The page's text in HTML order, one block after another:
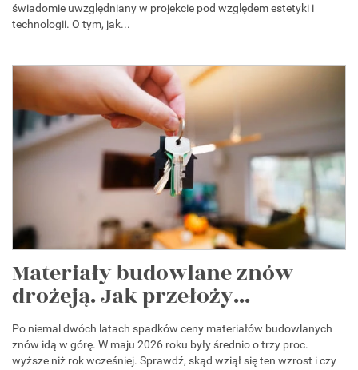
świadomie uwzględniany w projekcie pod względem estetyki i
technologii. O tym, jak...
Materiały budowlane znów
drożeją. Jak przełoży...
Po niemal dwóch latach spadków ceny materiałów budowlanych
znów idą w górę. W maju 2026 roku były średnio o trzy proc.
wyższe niż rok wcześniej. Sprawdź, skąd wziął się ten wzrost i czy